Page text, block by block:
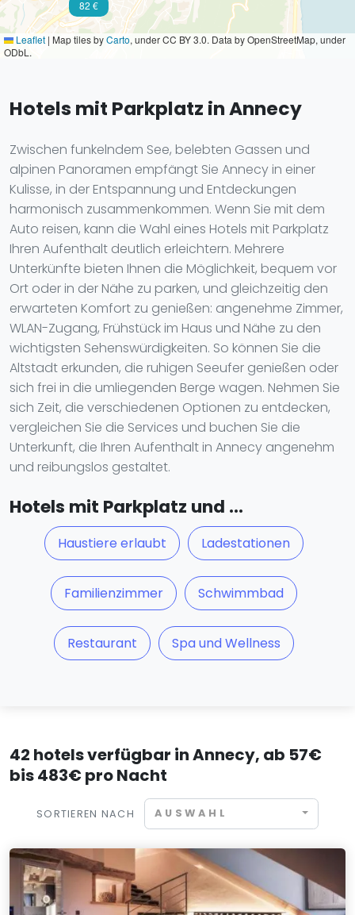
82 €
Leaflet | Map tiles byCarto, under CC BY 3.0. Data by OpenStreetMap, under
ODbL.
Hotels mit Parkplatz in Annecy
Zwischen funkelndem See, belebten Gassen und
alpinen Panoramen empfängt Sie Annecy in einer
Kulisse, in der Entspannung und Entdeckungen
harmonisch zusammenkommen. Wenn Sie mit dem
Auto reisen, kann die Wahl eines Hotels mit Parkplatz
Ihren Aufenthalt deutlich erleichtern. Mehrere
Unterkünfte bieten Ihnen die Möglichkeit, bequem vor
Ort oder in der Nähe zu parken, und gleichzeitig den
erwarteten Komfort zu genießen: angenehme Zimmer,
WLAN-Zugang, Frühstück im Haus und Nähe zu den
wichtigsten Sehenswürdigkeiten. So können Sie die
Altstadt erkunden, die ruhigen Seeufer genießen oder
sich frei in die umliegenden Berge wagen. Nehmen Sie
sich Zeit, die verschiedenen Optionen zu entdecken,
vergleichen Sie die Services und buchen Sie die
Unterkunft, die Ihren Aufenthalt in Annecy angenehm
und reibungslos gestaltet.
Hotels mit Parkplatz und ...
Haustiere erlaubt Ladestationen
Familienzimmer Schwimmbad
Restaurant Spa und Wellness
42 hotels verfügbar in Annecy, ab 57€
bis 483€ pro Nacht
SORTIEREN NACH AUSWAHL